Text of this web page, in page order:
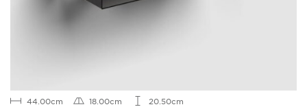
44.00cm 18.00cm 20.50cm